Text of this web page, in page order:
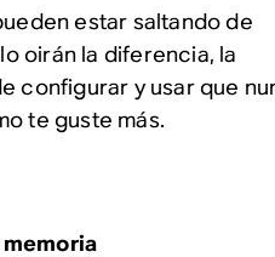
estar saltando de
oirán la diferencia, la
configurar y usar que
te guste más.